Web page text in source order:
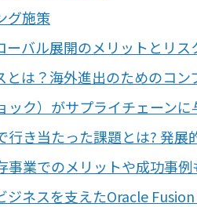
グ施策
ーバル展開のメリットとリス
は？海外進出のためのコ
ック）がサプライチェーン
行き当たった課題とは? 発
事業でのメリットや成功事
ジネスを支えたOracle